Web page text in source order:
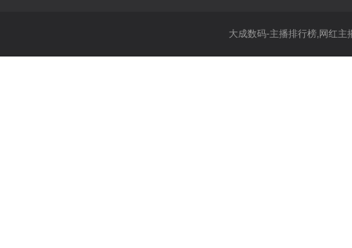
大成数码-主播排行榜,网红主